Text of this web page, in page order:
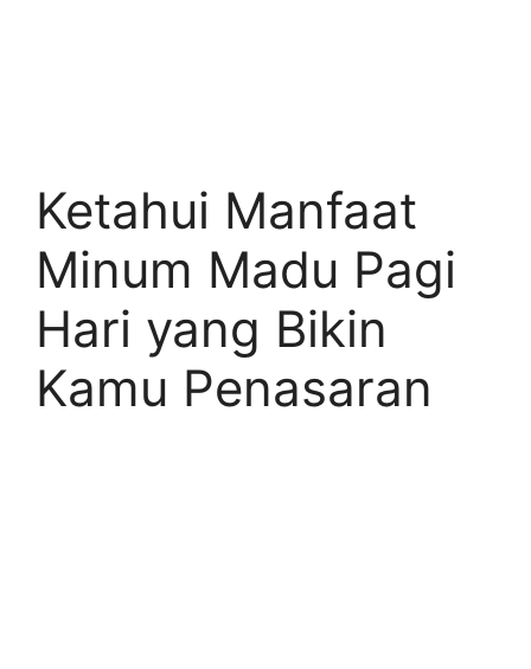
Ketahui Manfaat
Minum Madu Pagi
Hari yang Bikin
Kamu Penasaran